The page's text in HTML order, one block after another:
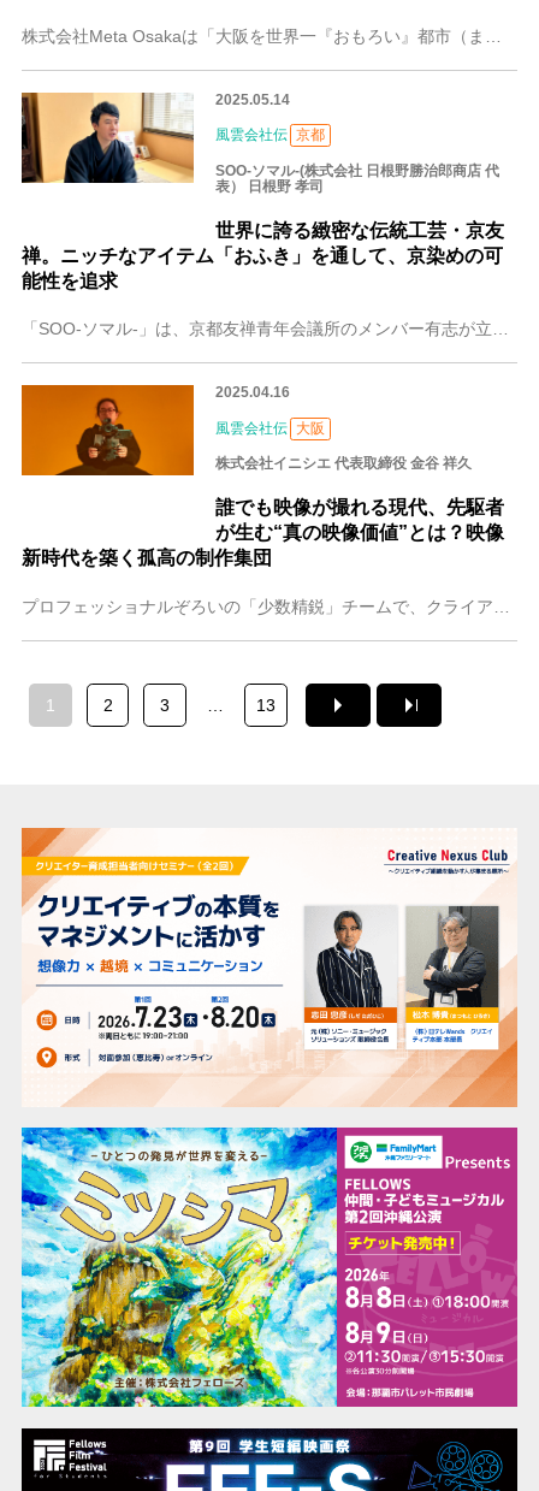
2025.05.14
風雲会社伝 京都
SOO-ソマル-(株式会社 日根野勝治郎商店 代
表） 日根野 孝司
世界に誇る緻密な伝統工芸・京友
禅。ニッチなアイテム「おふき」を通して、京染めの可
能性を追求
2025.04.16
風雲会社伝 大阪
株式会社イニシエ 代表取締役 金谷 祥久
誰でも映像が撮れる現代、先駆者
が生む“真の映像価値”とは？映像
新時代を築く孤高の制作集団
1 2 3 … 13